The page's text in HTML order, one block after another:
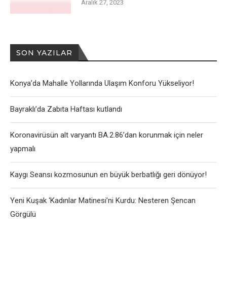
Aralık 27, 2023
SON YAZILAR
Konya’da Mahalle Yollarında Ulaşım Konforu Yükseliyor!
Bayraklı’da Zabıta Haftası kutlandı
Koronavirüsün alt varyantı BA.2.86’dan korunmak için neler
yapmalı
Kaygı Seansı kozmosunun en büyük berbatlığı geri dönüyor!
Yeni Kuşak ‘Kadınlar Matinesi’ni Kurdu: Nesteren Şencan
Görgülü